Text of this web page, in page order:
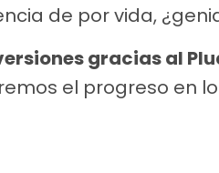
de por vida,
gracias al
el progreso en